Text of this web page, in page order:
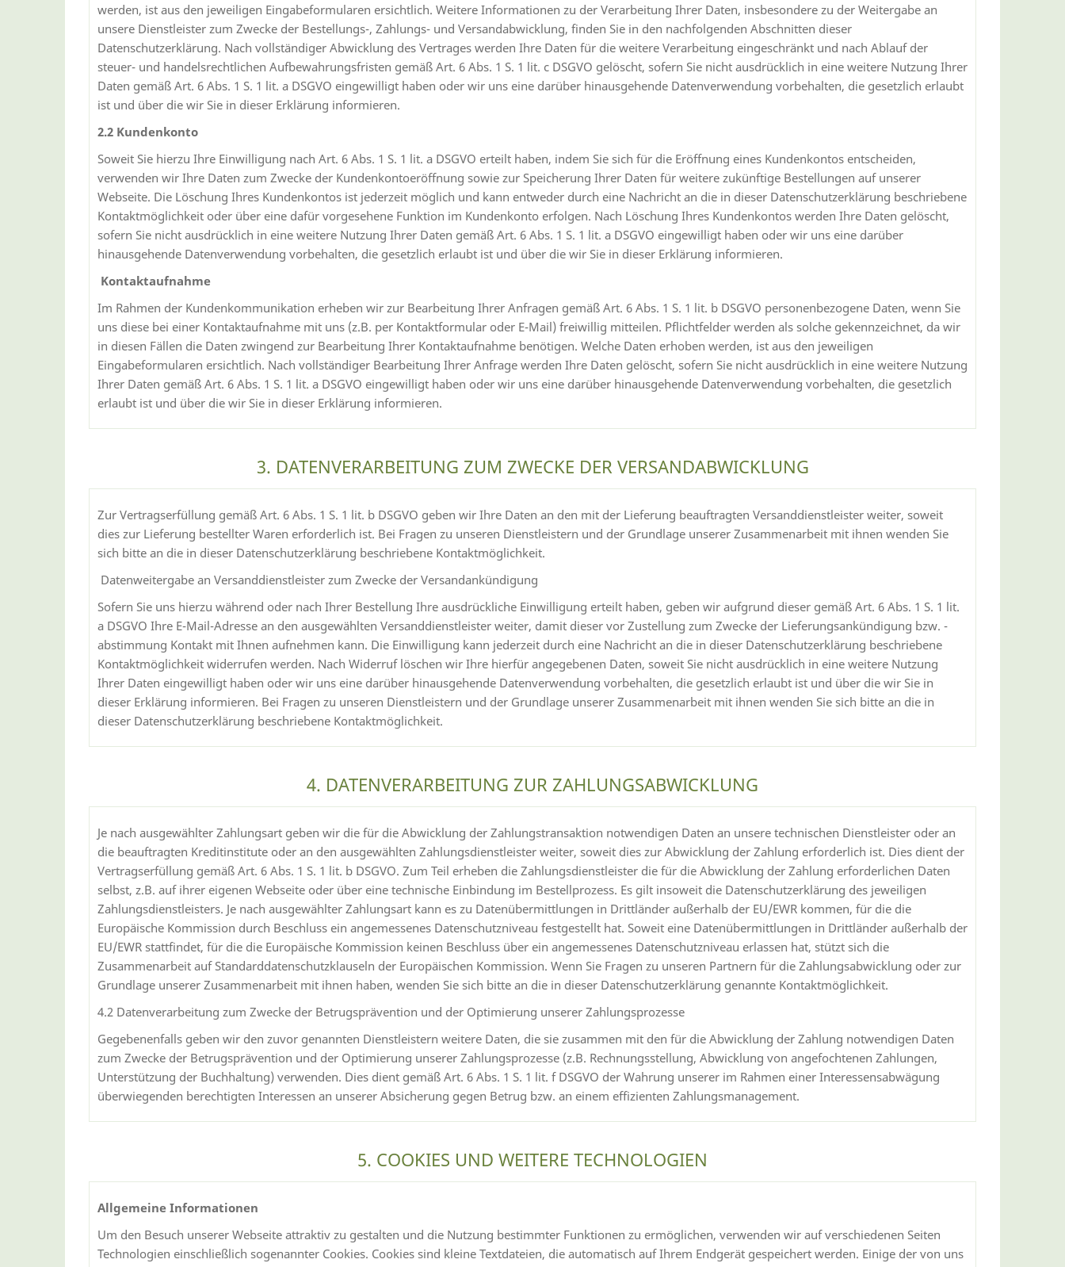
werden, ist aus den jeweiligen Eingabeformularen ersichtlich. Weitere Informationen zu der Verarbeitung Ihrer Daten, insbesondere zu der Weitergabe an
unsere Dienstleister zum Zwecke der Bestellungs-, Zahlungs- und Versandabwicklung, finden Sie in den nachfolgenden Abschnitten dieser
Datenschutzerklärung. Nach vollständiger Abwicklung des Vertrages werden Ihre Daten für die weitere Verarbeitung eingeschränkt und nach Ablauf der
steuer- und handelsrechtlichen Aufbewahrungsfristen gemäß Art. 6 Abs. 1 S. 1 lit. c DSGVO gelöscht, sofern Sie nicht ausdrücklich in eine weitere Nutzung Ihrer
Daten gemäß Art. 6 Abs. 1 S. 1 lit. a DSGVO eingewilligt haben oder wir uns eine darüber hinausgehende Datenverwendung vorbehalten, die gesetzlich erlaubt
ist und über die wir Sie in dieser Erklärung informieren.
2.2 Kundenkonto
Soweit Sie hierzu Ihre Einwilligung nach Art. 6 Abs. 1 S. 1 lit. a DSGVO erteilt haben, indem Sie sich für die Eröffnung eines Kundenkontos entscheiden,
verwenden wir Ihre Daten zum Zwecke der Kundenkontoeröffnung sowie zur Speicherung Ihrer Daten für weitere zukünftige Bestellungen auf unserer
Webseite. Die Löschung Ihres Kundenkontos ist jederzeit möglich und kann entweder durch eine Nachricht an die in dieser Datenschutzerklärung beschriebene
Kontaktmöglichkeit oder über eine dafür vorgesehene Funktion im Kundenkonto erfolgen. Nach Löschung Ihres Kundenkontos werden Ihre Daten gelöscht,
sofern Sie nicht ausdrücklich in eine weitere Nutzung Ihrer Daten gemäß Art. 6 Abs. 1 S. 1 lit. a DSGVO eingewilligt haben oder wir uns eine darüber
hinausgehende Datenverwendung vorbehalten, die gesetzlich erlaubt ist und über die wir Sie in dieser Erklärung informieren.
Kontaktaufnahme
Im Rahmen der Kundenkommunikation erheben wir zur Bearbeitung Ihrer Anfragen gemäß Art. 6 Abs. 1 S. 1 lit. b DSGVO personenbezogene Daten, wenn Sie
uns diese bei einer Kontaktaufnahme mit uns (z.B. per Kontaktformular oder E-Mail) freiwillig mitteilen. Pflichtfelder werden als solche gekennzeichnet, da wir
in diesen Fällen die Daten zwingend zur Bearbeitung Ihrer Kontaktaufnahme benötigen. Welche Daten erhoben werden, ist aus den jeweiligen
Eingabeformularen ersichtlich. Nach vollständiger Bearbeitung Ihrer Anfrage werden Ihre Daten gelöscht, sofern Sie nicht ausdrücklich in eine weitere Nutzung
Ihrer Daten gemäß Art. 6 Abs. 1 S. 1 lit. a DSGVO eingewilligt haben oder wir uns eine darüber hinausgehende Datenverwendung vorbehalten, die gesetzlich
erlaubt ist und über die wir Sie in dieser Erklärung informieren.
3. DATENVERARBEITUNG ZUM ZWECKE DER VERSANDABWICKLUNG
Zur Vertragserfüllung gemäß Art. 6 Abs. 1 S. 1 lit. b DSGVO geben wir Ihre Daten an den mit der Lieferung beauftragten Versanddienstleister weiter, soweit
dies zur Lieferung bestellter Waren erforderlich ist. Bei Fragen zu unseren Dienstleistern und der Grundlage unserer Zusammenarbeit mit ihnen wenden Sie
sich bitte an die in dieser Datenschutzerklärung beschriebene Kontaktmöglichkeit.
Datenweitergabe an Versanddienstleister zum Zwecke der Versandankündigung
Sofern Sie uns hierzu während oder nach Ihrer Bestellung Ihre ausdrückliche Einwilligung erteilt haben, geben wir aufgrund dieser gemäß Art. 6 Abs. 1 S. 1 lit.
a DSGVO Ihre E-Mail-Adresse an den ausgewählten Versanddienstleister weiter, damit dieser vor Zustellung zum Zwecke der Lieferungsankündigung bzw. -
abstimmung Kontakt mit Ihnen aufnehmen kann. Die Einwilligung kann jederzeit durch eine Nachricht an die in dieser Datenschutzerklärung beschriebene
Kontaktmöglichkeit widerrufen werden. Nach Widerruf löschen wir Ihre hierfür angegebenen Daten, soweit Sie nicht ausdrücklich in eine weitere Nutzung
Ihrer Daten eingewilligt haben oder wir uns eine darüber hinausgehende Datenverwendung vorbehalten, die gesetzlich erlaubt ist und über die wir Sie in
dieser Erklärung informieren. Bei Fragen zu unseren Dienstleistern und der Grundlage unserer Zusammenarbeit mit ihnen wenden Sie sich bitte an die in
dieser Datenschutzerklärung beschriebene Kontaktmöglichkeit.
4. DATENVERARBEITUNG ZUR ZAHLUNGSABWICKLUNG
Je nach ausgewählter Zahlungsart geben wir die für die Abwicklung der Zahlungstransaktion notwendigen Daten an unsere technischen Dienstleister oder an
die beauftragten Kreditinstitute oder an den ausgewählten Zahlungsdienstleister weiter, soweit dies zur Abwicklung der Zahlung erforderlich ist. Dies dient der
Vertragserfüllung gemäß Art. 6 Abs. 1 S. 1 lit. b DSGVO. Zum Teil erheben die Zahlungsdienstleister die für die Abwicklung der Zahlung erforderlichen Daten
selbst, z.B. auf ihrer eigenen Webseite oder über eine technische Einbindung im Bestellprozess. Es gilt insoweit die Datenschutzerklärung des jeweiligen
Zahlungsdienstleisters. Je nach ausgewählter Zahlungsart kann es zu Datenübermittlungen in Drittländer außerhalb der EU/EWR kommen, für die die
Europäische Kommission durch Beschluss ein angemessenes Datenschutzniveau festgestellt hat. Soweit eine Datenübermittlungen in Drittländer außerhalb der
EU/EWR stattfindet, für die die Europäische Kommission keinen Beschluss über ein angemessenes Datenschutzniveau erlassen hat, stützt sich die
Zusammenarbeit auf Standarddatenschutzklauseln der Europäischen Kommission. Wenn Sie Fragen zu unseren Partnern für die Zahlungsabwicklung oder zur
Grundlage unserer Zusammenarbeit mit ihnen haben, wenden Sie sich bitte an die in dieser Datenschutzerklärung genannte Kontaktmöglichkeit.
4.2 Datenverarbeitung zum Zwecke der Betrugsprävention und der Optimierung unserer Zahlungsprozesse
Gegebenenfalls geben wir den zuvor genannten Dienstleistern weitere Daten, die sie zusammen mit den für die Abwicklung der Zahlung notwendigen Daten
zum Zwecke der Betrugsprävention und der Optimierung unserer Zahlungsprozesse (z.B. Rechnungsstellung, Abwicklung von angefochtenen Zahlungen,
Unterstützung der Buchhaltung) verwenden. Dies dient gemäß Art. 6 Abs. 1 S. 1 lit. f DSGVO der Wahrung unserer im Rahmen einer Interessensabwägung
überwiegenden berechtigten Interessen an unserer Absicherung gegen Betrug bzw. an einem effizienten Zahlungsmanagement.
5. COOKIES UND WEITERE TECHNOLOGIEN
Allgemeine Informationen
Um den Besuch unserer Webseite attraktiv zu gestalten und die Nutzung bestimmter Funktionen zu ermöglichen, verwenden wir auf verschiedenen Seiten
Technologien einschließlich sogenannter Cookies. Cookies sind kleine Textdateien, die automatisch auf Ihrem Endgerät gespeichert werden. Einige der von uns